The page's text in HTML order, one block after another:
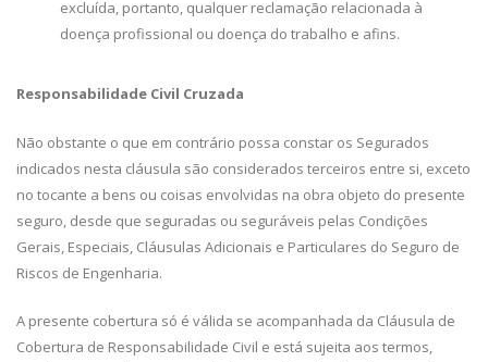
excluída, portanto, qualquer reclamação relacionada à
doença profissional ou doença do trabalho e afins.
Responsabilidade Civil Cruzada
Não obstante o que em contrário possa constar os Segurados
indicados nesta cláusula são considerados terceiros entre si, exceto
no tocante a bens ou coisas envolvidas na obra objeto do presente
seguro, desde que seguradas ou seguráveis pelas Condições
Gerais, Especiais, Cláusulas Adicionais e Particulares do Seguro de
Riscos de Engenharia.
A presente cobertura só é válida se acompanhada da Cláusula de
Cobertura de Responsabilidade Civil e está sujeita aos termos,